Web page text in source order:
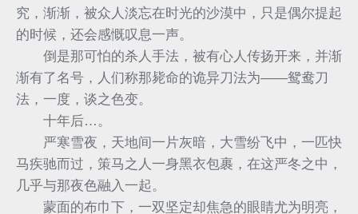
究，渐渐，被众人淡忘在时光的沙漠中，只是偶尔提起
的时候，还会感慨叹息一声。
倒是那可怕的杀人手法，被有心人传扬开来，并渐
渐有了名号，人们称那毙命的诡异刀法为——鸳鸯刀
法，一度，谈之色变。
十年后…。
严寒雪夜，天地间一片灰暗，大雪纷飞中，一匹快
马疾驰而过，策马之人一身黑衣包裹，在这严冬之中，
几乎与那夜色融入一起。
蒙面的布巾下，一双坚定却焦急的眼睛尤为明亮，